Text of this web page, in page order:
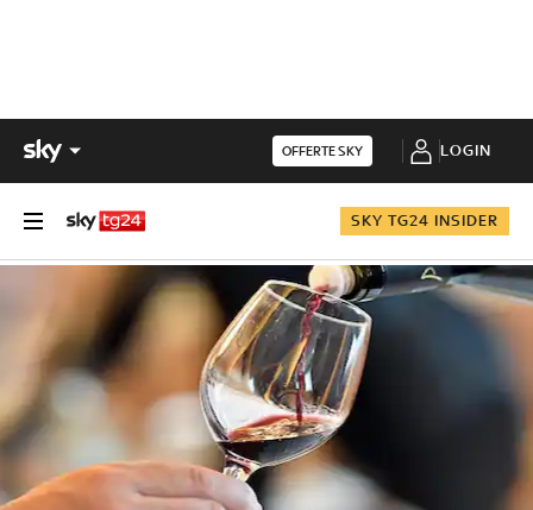
OFFERTE SKY LOGIN
SKY TG24 INSIDER